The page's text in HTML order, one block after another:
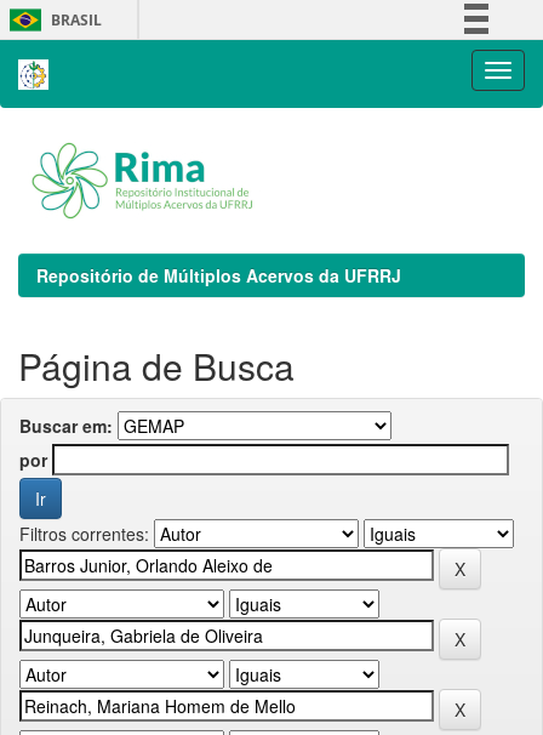
Skip
navigation
BRASIL
Repositório de Múltiplos Acervos da UFRRJ
Página de Busca
Buscar em:
por
Filtros correntes: